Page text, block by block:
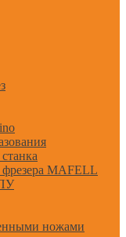
MAFELL
ножами